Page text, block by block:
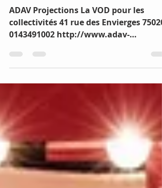
public
ADAV Projections La VOD pour les
collectivités 41 rue des Envierges 75020
0143491002 http://www.adav-
assoc.com La médiathèque